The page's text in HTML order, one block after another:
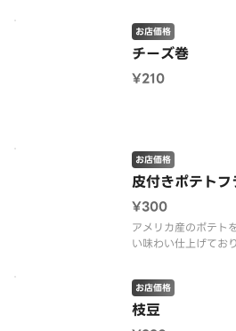
ご了承ください。
チーズ巻
お店価格
¥210
皮付きポテトフ
お店価格
¥300
アメリカ産のポテト
い味わい仕上げており
枝豆
お店価格